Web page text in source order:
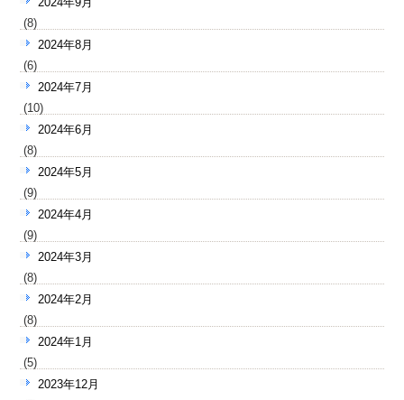
(8)
2024年8月
(6)
2024年7月
(10)
2024年6月
(8)
2024年5月
(9)
2024年4月
(9)
2024年3月
(8)
2024年2月
(8)
2024年1月
(5)
2023年12月